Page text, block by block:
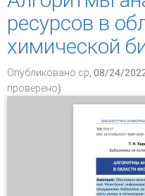
ресурсов в
химической
Опубликовано ср, 08/24/
проверено)